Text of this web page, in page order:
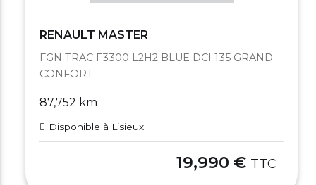
RENAULT MASTER
FGN TRAC F3300 L2H2 BLUE DCI 135 GRAND
CONFORT
87,752 km
Disponible à Lisieux
19,990 € TTC